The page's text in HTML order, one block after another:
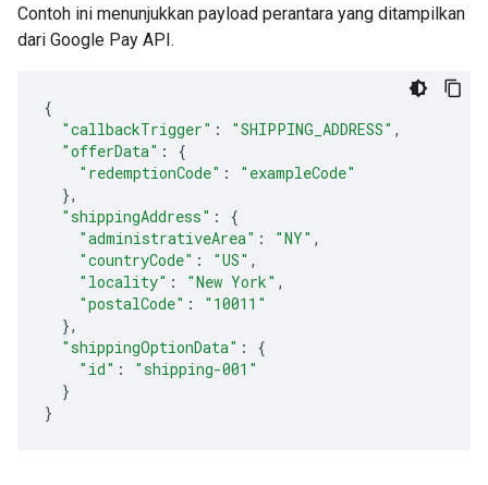
Contoh ini menunjukkan payload perantara yang ditampilkan
dari Google Pay API.
{
"callbackTrigger" : "SHIPPING_ADDRESS" ,
"offerData" :
{
"redemptionCode" :
"exampleCode"
},
"shippingAddress" :
{
"administrativeArea" : "NY" ,
"countryCode" : "US" ,
"locality" : "New York" ,
"postalCode" :
"10011"
},
"shippingOptionData" :
{
"id" :
"shipping-001"
}
}